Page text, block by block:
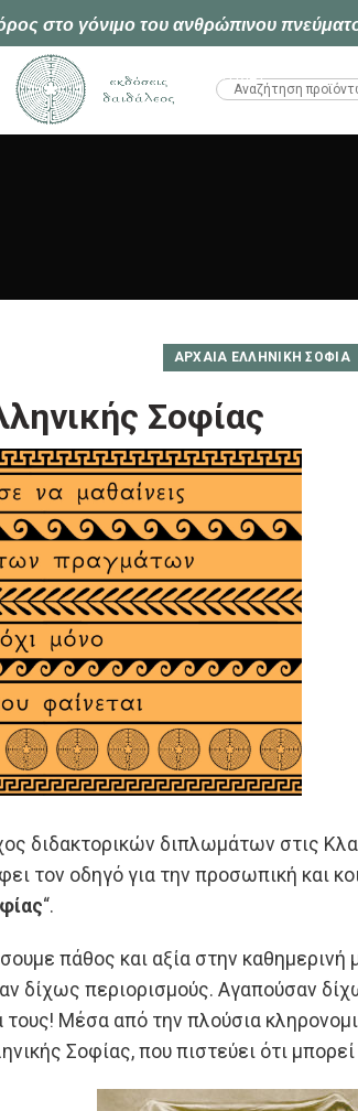
στο γόνιμο του ανθρώπινου
ΑΡΧΑΊΑ ΕΛΛΗΝΙΚΉ ΣΟΦΊΑ
Σοφίας
διδακτορικών διπλωμάτων στις
τον οδηγό για την προσωπική και
“.
πάθος και αξία στην
δίχως περιορισμούς. Αγαπούσαν
Μέσα από την πλούσια
Σοφίας, που πιστεύει ότι